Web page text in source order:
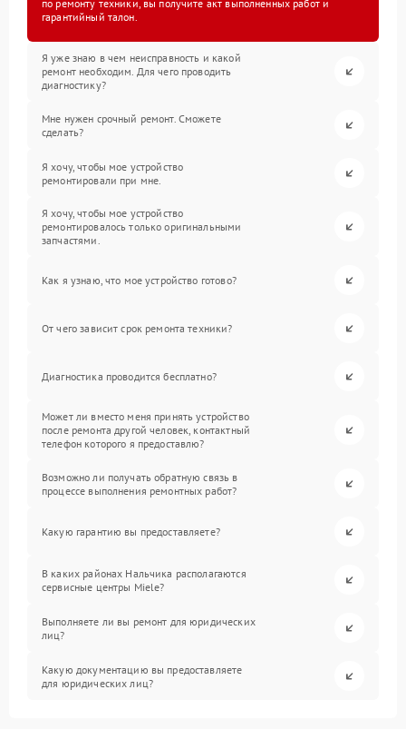
по ремонту техники, вы получите акт выполненных работ и
гарантийный талон.
Я уже знаю в чем неисправность и какой
ремонт необходим. Для чего проводить
диагностику?
Мне нужен срочный ремонт. Сможете
сделать?
Я хочу, чтобы мое устройство
ремонтировали при мне.
Я хочу, чтобы мое устройство
ремонтировалось только оригинальными
запчастями.
Как я узнаю, что мое устройство готово?
От чего зависит срок ремонта техники?
Диагностика проводится бесплатно?
Может ли вместо меня принять устройство
после ремонта другой человек, контактный
телефон которого я предоставлю?
Возможно ли получать обратную связь в
процессе выполнения ремонтных работ?
Какую гарантию вы предоставляете?
В каких районах Нальчика располагаются
сервисные центры Miele?
Выполняете ли вы ремонт для юридических
лиц?
Какую документацию вы предоставляете
для юридических лиц?